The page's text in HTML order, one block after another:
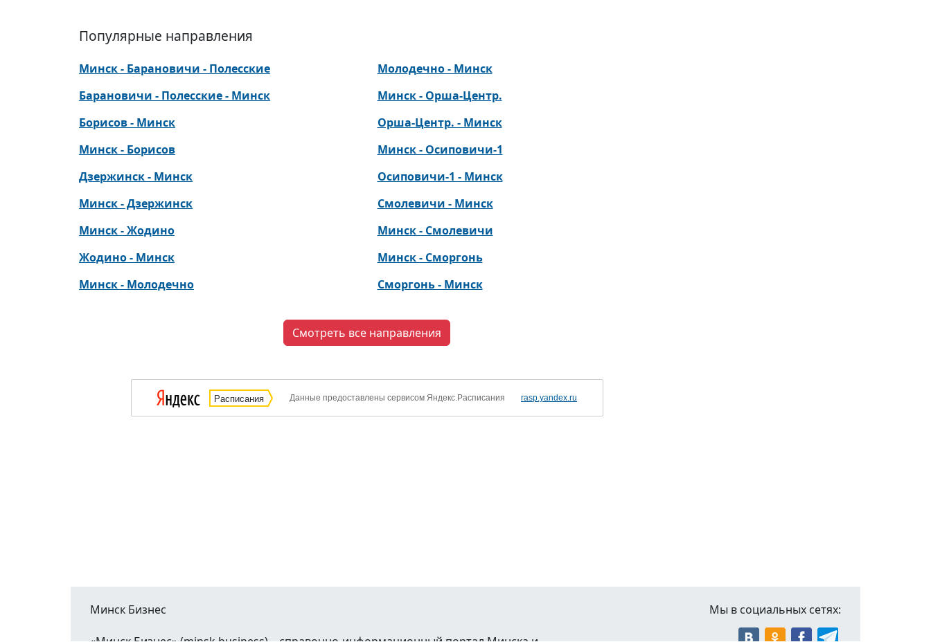
Популярные направления
Минск - Барановичи - Полесские
Барановичи - Полесские - Минск
Борисов - Минск
Минск - Борисов
Дзержинск - Минск
Минск - Дзержинск
Минск - Жодино
Жодино - Минск
Минск - Молодечно
Молодечно - Минск
Минск - Орша-Центр.
Орша-Центр. - Минск
Минск - Осиповичи-1
Осиповичи-1 - Минск
Смолевичи - Минск
Минск - Смолевичи
Минск - Сморгонь
Сморгонь - Минск
Смотреть все направления
Расписания Данные предоставлены сервисом Яндекс.Расписания rasp.yandex.ru
Минск Бизнес Мы в социальных сетях: